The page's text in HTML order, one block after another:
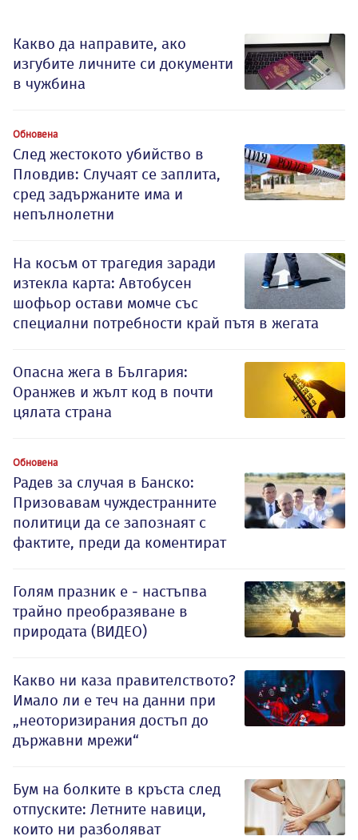
Какво да направите, ако
изгубите личните си документи
в чужбина
Обновена
След жестокото убийство в
Пловдив: Случаят се заплита,
сред задържаните има и
непълнолетни
На косъм от трагедия заради
изтекла карта: Автобусен
шофьор остави момче със
специални потребности край пътя в жегата
Опасна жега в България:
Оранжев и жълт код в почти
цялата страна
Обновена
Радев за случая в Банско:
Призовавам чуждестранните
политици да се запознаят с
фактите, преди да коментират
Голям празник е - настъпва
трайно преобразяване в
природата (ВИДЕО)
Какво ни каза правителството?
Имало ли е теч на данни при
„неоторизирания достъп до
държавни мрежи“
Бум на болките в кръста след
отпуските: Летните навици,
които ни разболяват